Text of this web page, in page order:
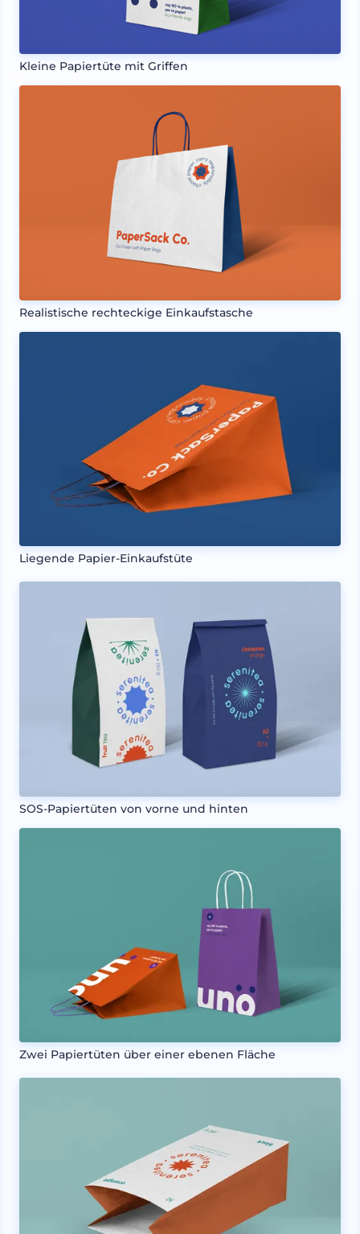
Kleine Papiertüte mit Griffen
Realistische rechteckige Einkaufstasche
Liegende Papier-Einkaufstüte
SOS-Papiertüten von vorne und hinten
Zwei Papiertüten über einer ebenen Fläche